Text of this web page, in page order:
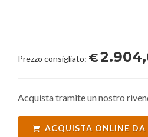
Prezzo consigliato: €
Acquista tramite un nostro
ACQUISTA ONLINE